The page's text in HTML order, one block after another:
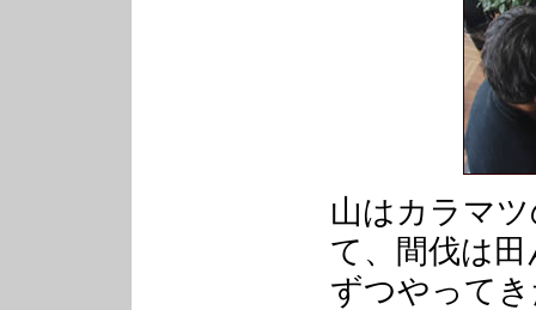
山はカラマ
て、間伐は
ずつやって